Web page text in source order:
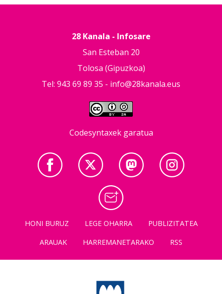
28 Kanala - Infosare
San Esteban 20
Tolosa (Gipuzkoa)
Tel: 943 69 89 35 - info@28kanala.eus
Codesyntaxek garatua
HONI BURUZ LEGE OHARRA
PUBLIZITATEA
ARAUAK
HARREMANETARAKO RSS